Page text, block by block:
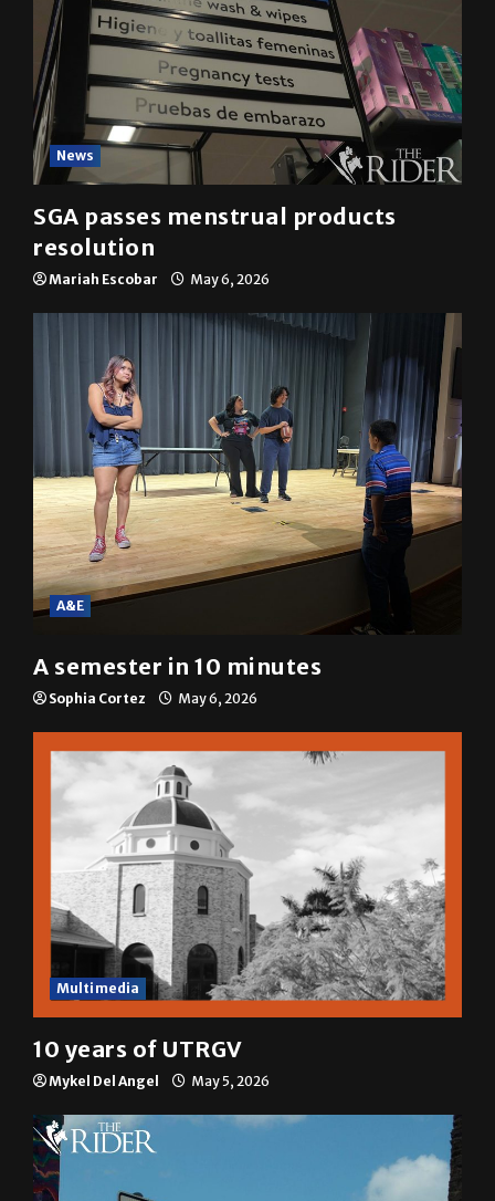
News
SGA passes menstrual products
resolution
Mariah Escobar May 6, 2026
A&E
A semester in 10 minutes
Sophia Cortez May 6, 2026
Multimedia
10 years of UTRGV
Mykel Del Angel May 5, 2026